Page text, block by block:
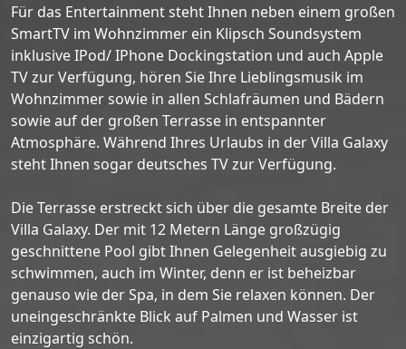
Für das Entertainment steht Ihnen neben einem großen
SmartTV im Wohnzimmer ein Klipsch Soundsystem
inklusive IPod/ IPhone Dockingstation und auch Apple
TV zur Verfügung, hören Sie Ihre Lieblingsmusik im
Wohnzimmer sowie in allen Schlafräumen und Bädern
sowie auf der großen Terrasse in entspannter
Atmosphäre. Während Ihres Urlaubs in der Villa Galaxy
steht Ihnen sogar deutsches TV zur Verfügung.
Die Terrasse erstreckt sich über die gesamte Breite der
Villa Galaxy. Der mit 12 Metern Länge großzügig
geschnittene Pool gibt Ihnen Gelegenheit ausgiebig zu
schwimmen, auch im Winter, denn er ist beheizbar
genauso wie der Spa, in dem Sie relaxen können. Der
uneingeschränkte Blick auf Palmen und Wasser ist
einzigartig schön.